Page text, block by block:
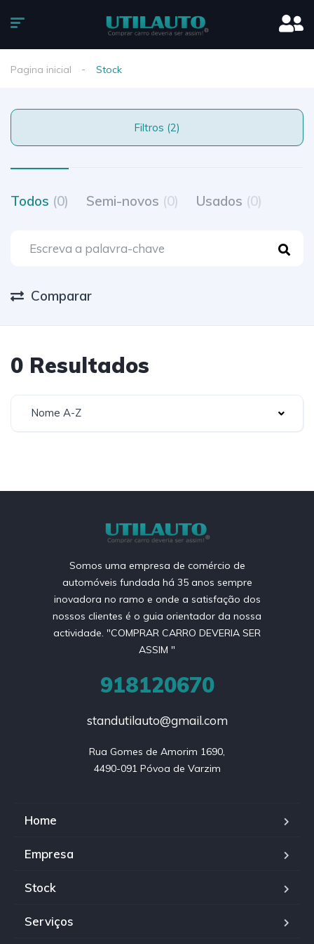
Pagina inicial Stock
Filtros (2)
Todos (0) Semi-novos (0) Usados (0)
Comparar
0 Resultados
Nome A-Z
Somos uma empresa de comércio de
automóveis fundada há 35 anos sempre
inovadora no ramo e onde a satisfação dos
nossos clientes é o guia orientador da nossa
actividade. "COMPRAR CARRO DEVERIA SER
ASSIM "
918120670
standutilauto@gmail.com
Rua Gomes de Amorim 1690,
4490-091 Póvoa de Varzim
Home
Empresa
Stock
Serviços